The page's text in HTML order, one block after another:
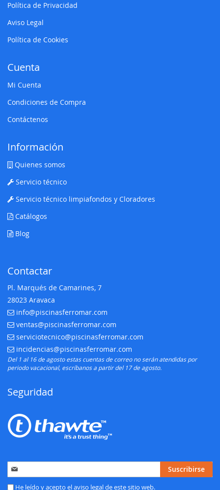
Política de Privacidad
Aviso Legal
Política de Cookies
Cuenta
Mi Cuenta
Condiciones de Compra
Contáctenos
Información
Quienes somos
Servicio técnico
Servicio técnico limpiafondos y Cloradores
Catálogos
Blog
Contactar
Pl. Marqués de Camarines, 7
28023 Aravaca
E-mail:
info@piscinasferromar.com
E-mail:
ventas@piscinasferromar.com
E-mail:
serviciotecnico@piscinasferromar.com
E-mail:
incidencias@piscinasferromar.com
Del 1 al 16 de agosto estas cuentas de correo no serán atendidas por
periodo vacacional, escríbanos a partir del 17 de agosto.
Seguridad
Inscríbase
a
nuestro
Suscribirse
He leído y acepto elaviso legalde este sitio web.